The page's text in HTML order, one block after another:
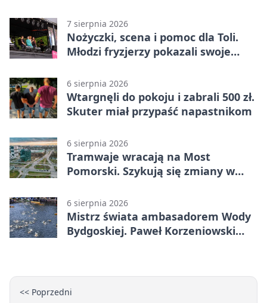
7 sierpnia 2026
Nożyczki, scena i pomoc dla Toli.
Młodzi fryzjerzy pokazali swoje
6 sierpnia 2026
Wtargnęli do pokoju i zabrali 500 zł.
Skuter miał przypaść napastnikom
6 sierpnia 2026
Tramwaje wracają na Most
Pomorski. Szykują się zmiany w
6 sierpnia 2026
Mistrz świata ambasadorem Wody
Bydgoskiej. Paweł Korzeniowski
<< Poprzedni